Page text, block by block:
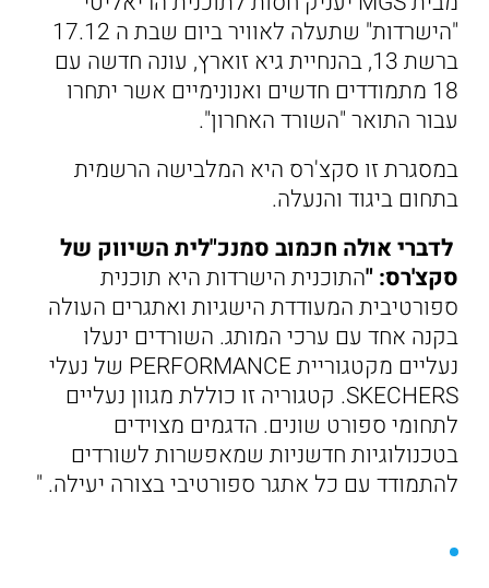
"הישרדות" שתעלה לאוויר ביום שבת ה 17.12
ברשת 13, בהנחיית גיא זוארץ, עונה חדשה עם
18 מתמודדים חדשים ואנונימיים אשר יתחרו
עבור התואר "השורד האחרון".
במסגרת זו סקצ'רס היא המלבישה הרשמית
בתחום ביגוד והנעלה.
לדברי אולה חכמוב סמנכ"לית השיווק של
סקצ'רס: "התוכנית הישרדות היא תוכנית
ספורטיבית המעודדת הישגיות ואתגרים העולה
בקנה אחד עם ערכי המותג. השורדים ינעלו
נעליים מקטגוריית PERFORMANCE של נעלי
SKECHERS. קטגוריה זו כוללת מגוון נעליים
לתחומי ספורט שונים. הדגמים מצוידים
בטכנולוגיות חדשניות שמאפשרות לשורדים
להתמודד עם כל אתגר ספורטיבי בצורה יעילה. "